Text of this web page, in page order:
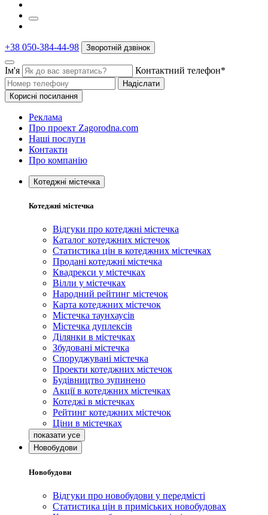
+38 050-384-44-98 Зворотній дзвінок
Ім'я Контактний телефон*
Надіслати
Корисні посилання
Реклама
Про проект Zagorodna.com
Наші послуги
Контакти
Про компанію
Котеджні містечка
Котеджні містечка
Відгуки про котеджні містечка
Каталог котеджних містечок
Статистика цін в котеджних містечках
Продані котеджні містечка
Квадрекси у містечках
Вілли у містечках
Народний рейтинг містечок
Карта котеджних містечок
Містечка таунхаусів
Містечка дуплексів
Ділянки в містечках
Збудовані містечка
Споруджувані містечка
Проекти котеджних містечок
Будівництво зупинено
Акції в котеджних містечках
Котеджі в містечках
Рейтинг котеджних містечок
Ціни в містечках
Новобудови
Новобудови
Відгуки про новобудови у передмісті
Статистика цін в приміських новобудовах